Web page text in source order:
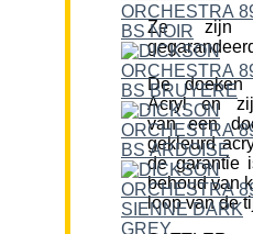
Ze
De
Acryl en
van een
gekleurd
de garantie
behoud van
loop van de